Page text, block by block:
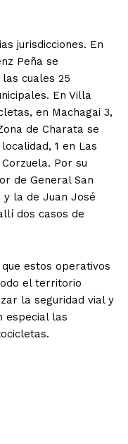
jurisdicciones. En
Peña se
cuales 25
En Villa
en Machagai 3,
de Charata se
1 en Las
Por su
de General San
y la de Juan José
dos casos de
estos operativos
el territorio
la seguridad vial y
especial las